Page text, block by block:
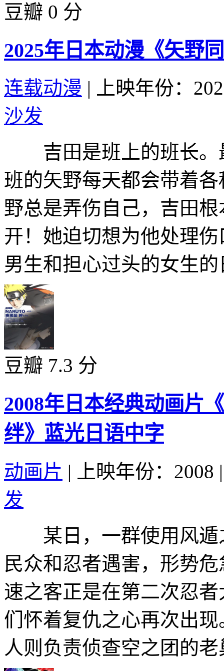
豆瓣 0 分
2025年日本动漫《矢野
连载动漫 |
上映年份：
沙发
吉田是班上的班长。
班的矢野每天都会带着
野总是弄伤自己，吉田
开！她迫切想为他处理
男生和担心过头的女生
豆瓣 7.3 分
2008年日本经典动画片
绊》蓝光日语中字
动画片 | 上映年份：2008 |
发
某日，一群使用风遁
民众和忍者遇害，形势
速之客正是在第二次忍
们怀着复仇之心再次出
人则负责侦查空之团的